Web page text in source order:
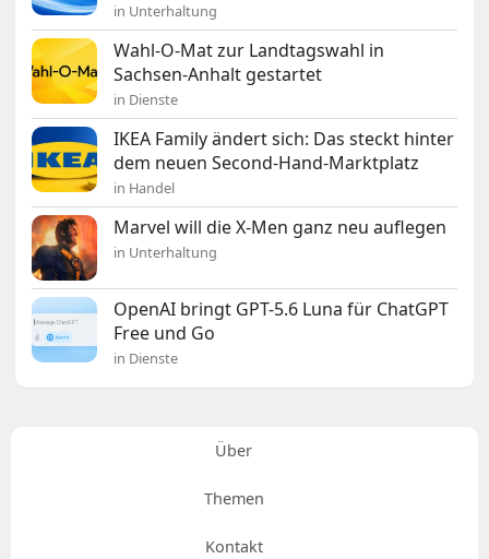
in Unterhaltung
Wahl-O-Mat zur Landtagswahl in
Sachsen-Anhalt gestartet
in Dienste
IKEA Family ändert sich: Das steckt hinter
dem neuen Second-Hand-Marktplatz
in Handel
Marvel will die X-Men ganz neu auflegen
in Unterhaltung
OpenAI bringt GPT-5.6 Luna für ChatGPT
Free und Go
in Dienste
Über
Themen
Kontakt